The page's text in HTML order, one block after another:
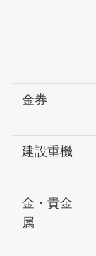
金券
建設重機
金・貴金
属